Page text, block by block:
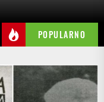
POPULARNO